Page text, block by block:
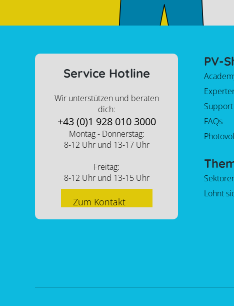
Service Hotline
Wir unterstützen und beraten
dich:
+43 (0)1 928 010 3000
Montag - Donnerstag:
8-12 Uhr und 13-17 Uhr
Freitag:
8-12 Uhr und 13-15 Uhr
Zum Kontakt
PV-
Support
FAQs
Lohnt